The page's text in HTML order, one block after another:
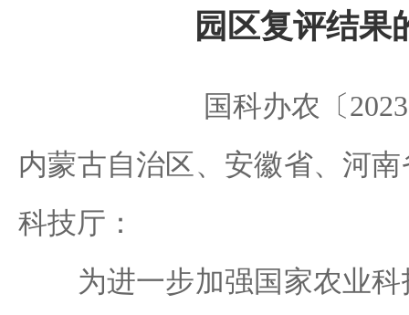
园区复评结果
国科办农〔
内蒙古自治区、安徽省、河
科技厅：
为进一步加强国家农业科